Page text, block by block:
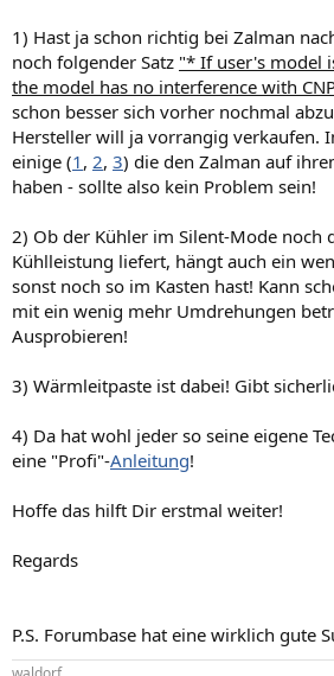
1) Hast ja schon richtig bei Zalman
noch folgender Satz "* If user's model
the model has no interference with
schon besser sich vorher nochmal
Hersteller will ja vorrangig verkaufen.
einige (1 , 2, 3) die den Zalman auf
haben - sollte also kein Problem sein!
2) Ob der Kühler im Silent-Mode noch
Kühlleistung liefert, hängt auch ein
sonst noch so im Kasten hast! Kann
mit ein wenig mehr Umdrehungen
Ausprobieren!
3) Wärmleitpaste ist dabei! Gibt
4) Da hat wohl jeder so seine eigene
eine "Profi"-Anleitung!
Hoffe das hilft Dir erstmal weiter!
Regards
P.S. Forumbase hat eine wirklich gute